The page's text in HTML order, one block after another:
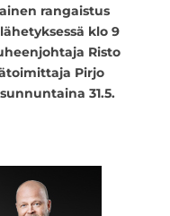
rangaistus
klo 9
Risto
Pirjo
31.5.